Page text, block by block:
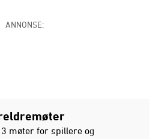
ANNONSE:
møter for spillere og